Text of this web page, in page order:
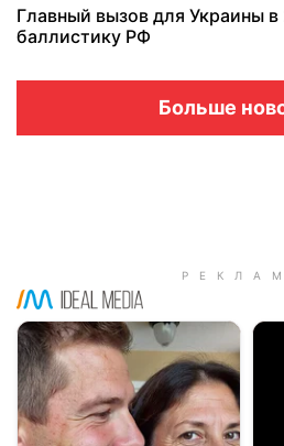
Главный вызов для Украины
баллистику РФ
Больше